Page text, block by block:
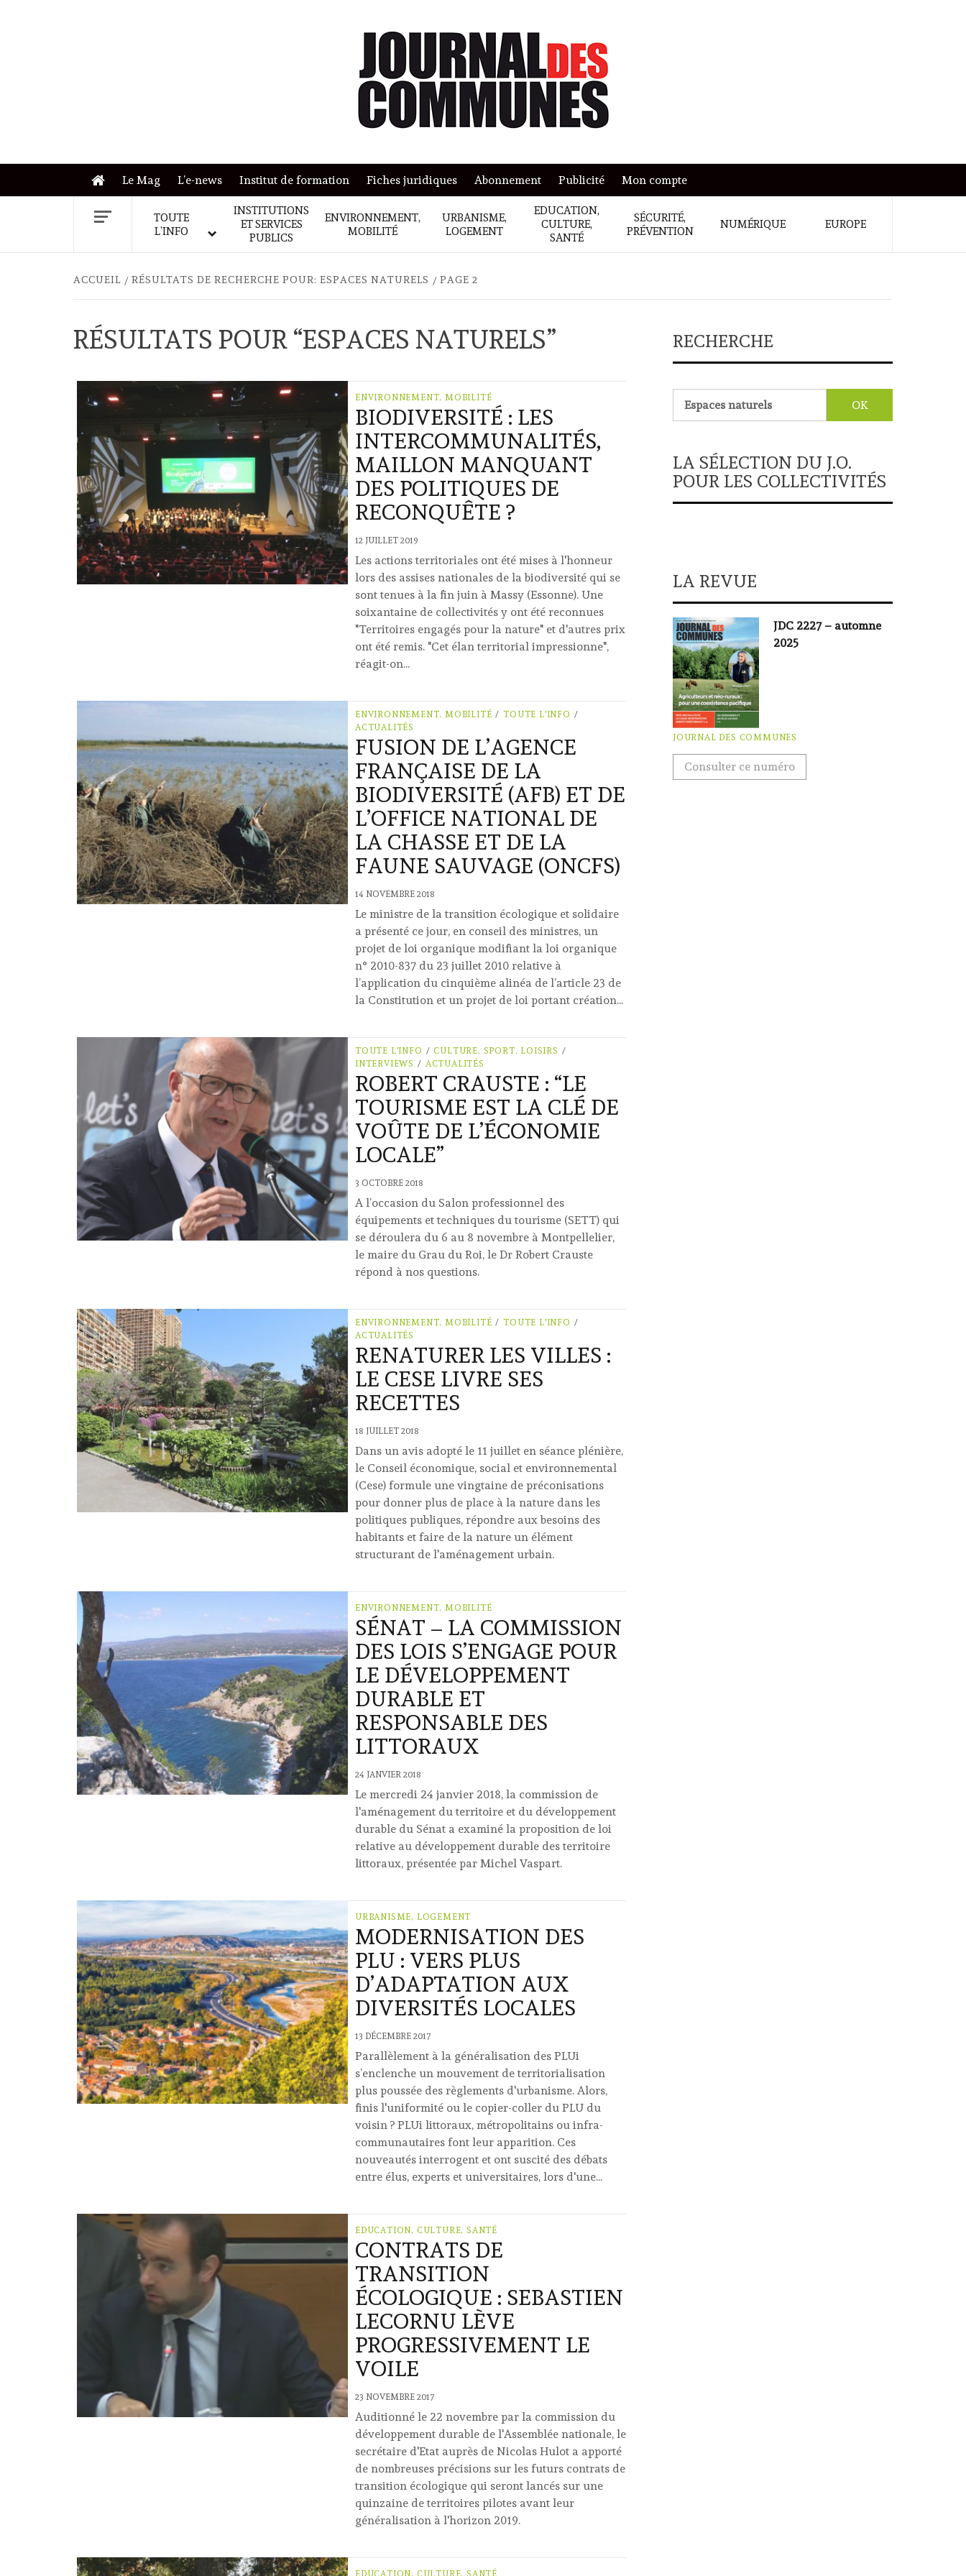
Le Mag L’e-news Institut de formation Fiches juridiques Abonnement Publicité Mon compte
TOUTE
L’INFO
INSTITUTIONS
ET SERVICES
PUBLICS
ENVIRONNEMENT,
MOBILITÉ
URBANISME,
LOGEMENT
EDUCATION,
CULTURE,
SANTÉ
SÉCURITÉ,
PRÉVENTION
NUMÉRIQUE EUROPE
ACCUEIL RÉSULTATS DE RECHERCHE POUR: ESPACES NATURELS PAGE 2
RÉSULTATS POUR “ESPACES NATURELS”
ENVIRONNEMENT, MOBILITÉ
BIODIVERSITÉ : LES
INTERCOMMUNALITÉS,
MAILLON MANQUANT
DES POLITIQUES DE
RECONQUÊTE ?
12 JUILLET 2019
Les actions territoriales ont été mises à l'honneur
lors des assises nationales de la biodiversité qui se
sont tenues à la fin juin à Massy (Essonne). Une
soixantaine de collectivités y ont été reconnues
"Territoires engagés pour la nature" et d'autres prix
ont été remis. "Cet élan territorial impressionne",
réagit-on...
ENVIRONNEMENT, MOBILITÉ / TOUTE L'INFO /
ACTUALITÉS
FUSION DE L’AGENCE
FRANÇAISE DE LA
BIODIVERSITÉ (AFB) ET DE
L’OFFICE NATIONAL DE
LA CHASSE ET DE LA
FAUNE SAUVAGE (ONCFS)
14 NOVEMBRE 2018
Le ministre de la transition écologique et solidaire
a présenté ce jour, en conseil des ministres, un
projet de loi organique modifiant la loi organique
n° 2010-837 du 23 juillet 2010 relative à
l’application du cinquième alinéa de l’article 23 de
la Constitution et un projet de loi portant création...
TOUTE L'INFO / CULTURE, SPORT, LOISIRS /
INTERVIEWS / ACTUALITÉS
ROBERT CRAUSTE : “LE
TOURISME EST LA CLÉ DE
VOÛTE DE L’ÉCONOMIE
LOCALE”
3 OCTOBRE 2018
A l’occasion du Salon professionnel des
équipements et techniques du tourisme (SETT) qui
se déroulera du 6 au 8 novembre à Montpellelier,
le maire du Grau du Roi, le Dr Robert Crauste
répond à nos questions.
ENVIRONNEMENT, MOBILITÉ / TOUTE L'INFO /
ACTUALITÉS
RENATURER LES VILLES :
LE CESE LIVRE SES
RECETTES
18 JUILLET 2018
Dans un avis adopté le 11 juillet en séance plénière,
le Conseil économique, social et environnemental
(Cese) formule une vingtaine de préconisations
pour donner plus de place à la nature dans les
politiques publiques, répondre aux besoins des
habitants et faire de la nature un élément
structurant de l'aménagement urbain.
ENVIRONNEMENT, MOBILITÉ
SÉNAT – LA COMMISSION
DES LOIS S’ENGAGE POUR
LE DÉVELOPPEMENT
DURABLE ET
RESPONSABLE DES
LITTORAUX
24 JANVIER 2018
Le mercredi 24 janvier 2018, la commission de
l'aménagement du territoire et du développement
durable du Sénat a examiné la proposition de loi
relative au développement durable des territoire
littoraux, présentée par Michel Vaspart.
URBANISME, LOGEMENT
MODERNISATION DES
PLU : VERS PLUS
D’ADAPTATION AUX
DIVERSITÉS LOCALES
13 DÉCEMBRE 2017
Parallèlement à la généralisation des PLUi
s’enclenche un mouvement de territorialisation
plus poussée des règlements d'urbanisme. Alors,
finis l'uniformité ou le copier-coller du PLU du
voisin ? PLUi littoraux, métropolitains ou infra-
communautaires font leur apparition. Ces
nouveautés interrogent et ont suscité des débats
entre élus, experts et universitaires, lors d'une...
EDUCATION, CULTURE, SANTÉ
CONTRATS DE
TRANSITION
ÉCOLOGIQUE : SEBASTIEN
LECORNU LÈVE
PROGRESSIVEMENT LE
VOILE
23 NOVEMBRE 2017
Auditionné le 22 novembre par la commission du
développement durable de l'Assemblée nationale, le
secrétaire d'Etat auprès de Nicolas Hulot a apporté
de nombreuses précisions sur les futurs contrats de
transition écologique qui seront lancés sur une
quinzaine de territoires pilotes avant leur
généralisation à l'horizon 2019.
EDUCATION, CULTURE, SANTÉ
RECHERCHE
LA SÉLECTION DU J.O.
POUR LES COLLECTIVITÉS
LA REVUE
JDC 2227 – automne
2025
JOURNAL DES COMMUNES
Consulter ce numéro